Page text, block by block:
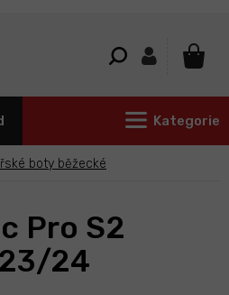
Kategorie
boty běžecké
Pro S2
24